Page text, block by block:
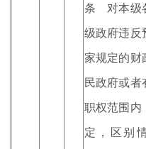
条 对本级
级政府违反
家规定的财
民政府或者
职权范围内
定，区别